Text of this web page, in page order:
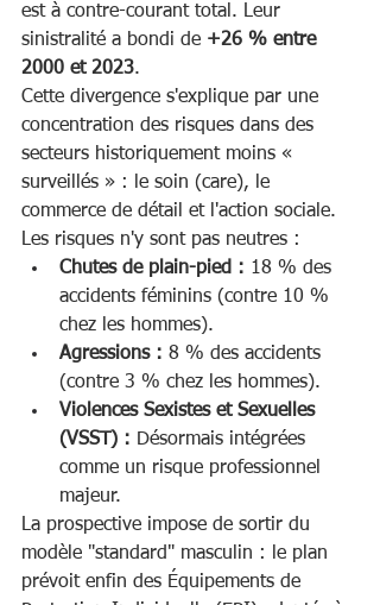
est à contre-courant total. Leur
sinistralité a bondi de +26 % entre
2000 et 2023.
Cette divergence s'explique par une
concentration des risques dans des
secteurs historiquement moins «
surveillés » : le soin (care), le
commerce de détail et l'action sociale.
Les risques n'y sont pas neutres :
Chutes de plain-pied : 18 % des
accidents féminins (contre 10 %
chez les hommes).
Agressions : 8 % des accidents
(contre 3 % chez les hommes).
Violences Sexistes et Sexuelles
(VSST) : Désormais intégrées
comme un risque professionnel
majeur.
La prospective impose de sortir du
modèle "standard" masculin : le plan
prévoit enfin des Équipements de